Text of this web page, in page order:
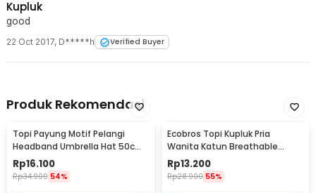
Kupluk
good
22 Oct 2017, D*****h Verified Buyer
Produk Rekomendasi
Topi Payung Motif Pelangi
Headband Umbrella Hat 50cm
- W655
Rp16.100
Rp34.900 54%
Ecobros Topi Kupluk Pria
Wanita Katun Breathable
Winter Beanie Hat - EC001
Rp13.200
Rp28.900 55%